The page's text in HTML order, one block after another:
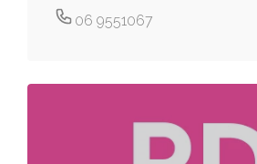
06 9551067